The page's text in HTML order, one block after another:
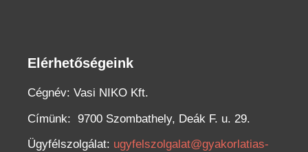
Elérhetőségeink
Cégnév: Vasi NIKO Kft.
Címünk: 9700 Szombathely, Deák F. u. 29.
Ügyfélszolgálat: ugyfelszolgalat@gyakorlatias-